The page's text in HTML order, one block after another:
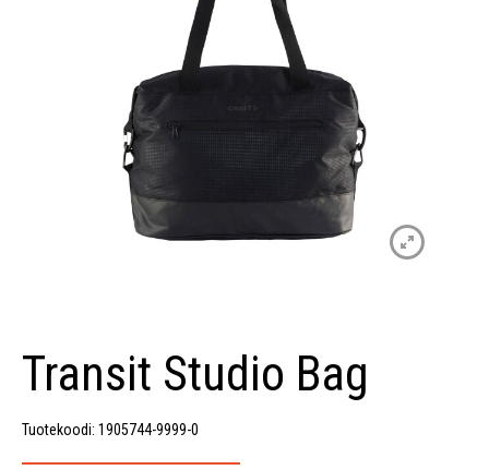
Transit Studio Bag
Tuotekoodi: 1905744-9999-0